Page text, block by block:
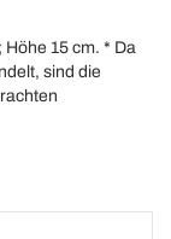
15 cm. * Da
sind die